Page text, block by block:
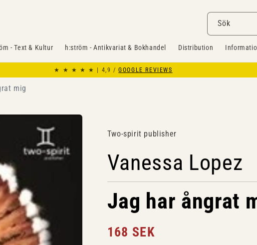
- Text & Kultur h:ström - Antikvariat & Bokhandel Distribution
Sök
★ ★ ★ ★ ★ | 4,9 /GOOGLE REVIEWS
mig
Two-spirit publisher
Vanessa Lopez
Jag har ångrat
Ordinarie
168 SEK